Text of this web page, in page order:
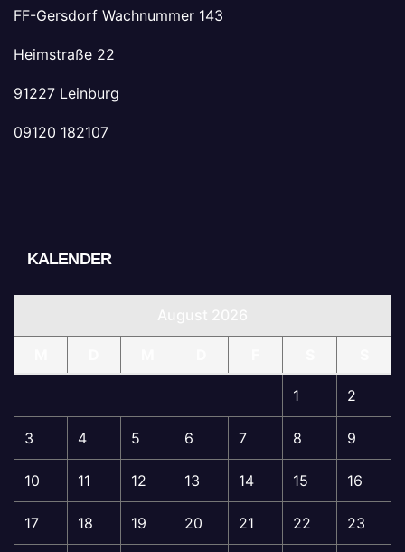
FF-Gersdorf Wachnummer 143
Heimstraße 22
91227 Leinburg
09120 182107
KALENDER
1 2
3 4 5 6 7 8 9
10 11 12 13 14 15 16
17 18 19 20 21 22 23